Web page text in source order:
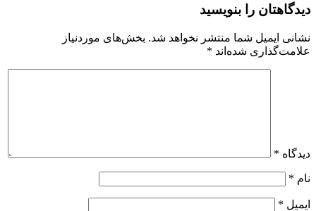
دیدگاهتان را بنویسید
نشانی ایمیل شما منتشر نخواهد شد. بخش‌های موردنیاز
علامت‌گذاری شده‌اند *
دیدگاه *
نام *
ایمیل *